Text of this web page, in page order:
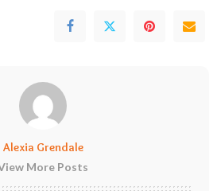
Alexia Grendale
More Posts